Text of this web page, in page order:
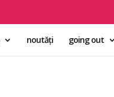
noutăți going out